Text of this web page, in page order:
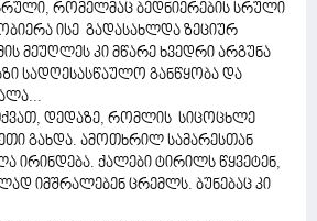
რომელმაც ბედნიერების სრული
ისე გადასახლდა ზეციურ
მეუღლეს კი მწარე ხვედრი არგუნა
სადღესასწაულო განწყობა და
დედაზე, რომლის სიცოცხლე
გახდა. ამოთხრილ სამარესთან
ირინდება. ქალები ტირილს წყვეტენ,
იმშრალებენ ცრემლს. ბუნებაც კი